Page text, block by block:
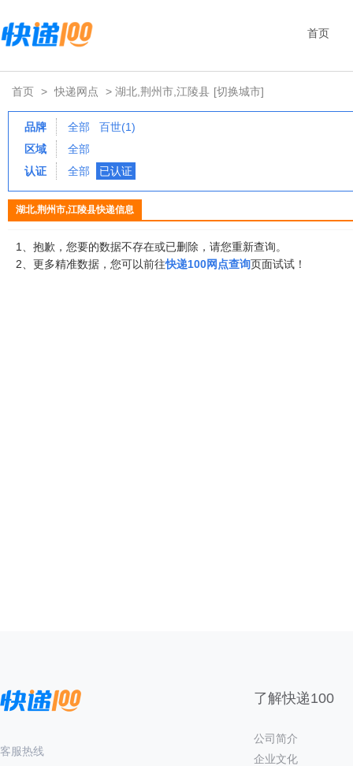
首页
首页 > 快递网点 > 湖北,荆州市,江陵县 [切换城市]
品牌 全部
百世(1)
区域
全部
认证
全部 已认证
湖北,荆州市,江陵县快递信息
1、抱歉，您要的数据不存在或已删除，请您重新查询。
2、更多精准数据，您可以前往快递100网点查询页面试试！
客服热线
了解快递100
公司简介
企业文化